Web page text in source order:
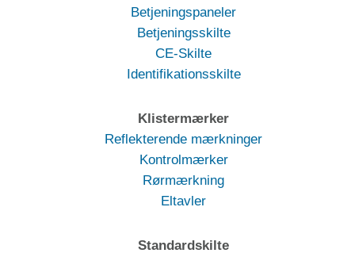
Betjeningspaneler
Betjeningsskilte
CE-Skilte
Identifikationsskilte
Klistermærker
Reflekterende mærkninger
Kontrolmærker
Rørmærkning
Eltavler
Standardskilte